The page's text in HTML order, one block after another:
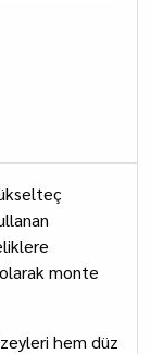
olarak monte
hem düz